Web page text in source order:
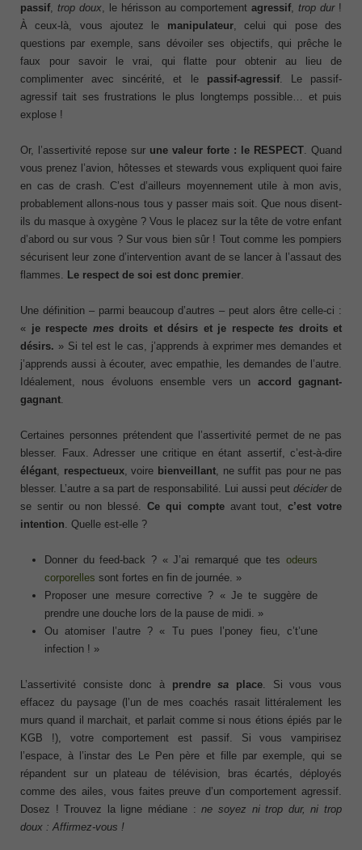
passif, trop doux , le hérisson au comportement agressif, trop dur!
À ceux-là, vous ajoutez le manipulateur, celui qui pose des
questions par exemple, sans dévoiler ses objectifs, qui prêche le
faux pour savoir le vrai, qui flatte pour obtenir au lieu de
complimenter avec sincérité, et le passif-agressif. Le passif-
agressif tait ses frustrations le plus longtemps possible… et puis
explose !
Or, l’assertivité repose sur une valeur forte : le RESPECT . Quand
vous prenez l’avion, hôtesses et stewards vous expliquent quoi faire
en cas de crash. C’est d’ailleurs moyennement utile à mon avis,
probablement allons-nous tous y passer mais soit. Que nous disent-
ils du masque à oxygène ? Vous le placez sur la tête de votre enfant
d’abord ou sur vous ? Sur vous bien sûr ! Tout comme les pompiers
sécurisent leur zone d’intervention avant de se lancer à l’assaut des
flammes. Le respect de soi est donc premier
Une définition – parmi beaucoup d’autres – peut alors être celle-ci :
« je respecte mesdroits et désirs et je respecte tes droits et
désirs. » Si tel est le cas, j’apprends à exprimer mes demandes et
j’apprends aussi à écouter, avec empathie, les demandes de l’autre.
Idéalement, nous évoluons ensemble vers un accord gagnant-
gagnant
Certaines personnes prétendent que l’assertivité permet de ne pas
blesser. Faux. Adresser une critique en étant assertif, c’est-à-dire
élégant
respectueux, voire bienveillant , ne suffit pas pour ne pas
blesser. L’autre a sa part de responsabilité. Lui aussi peut déciderde
se sentir ou non blessé.Ce qui compte avant tout,c’est votre
intention . Quelle est-elle ?
Donner du feed-back ? « J’ai remarqué que tes odeurs
corporelles sont fortes en fin de journée. »
Proposer une mesure corrective ? « Je te suggère de
prendre une douche lors de la pause de midi. »
Ou atomiser l’autre ? « Tu pues l’poney fieu, c’t’une
infection ! »
L’assertivité consiste donc à prendresa place . Si vous vous
effacez du paysage (l’un de mes coachés rasait littéralement les
murs quand il marchait, et parlait comme si nous étions épiés par le
KGB !), votre comportement est passif. Si vous vampirisez
l’espace, à l’instar des Le Pen père et fille par exemple, qui se
répandent sur un plateau de télévision, bras écartés, déployés
comme des ailes, vous faites preuve d’un comportement agressif.
Dosez ! Trouvez la ligne médiane :ne soyez ni trop dur, ni trop
doux : Affirmez-vous !